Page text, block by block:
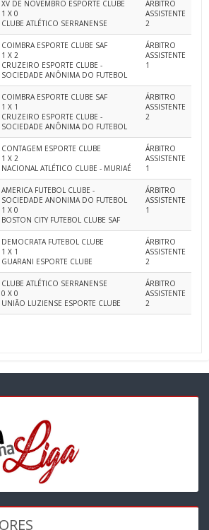
XV DE NOVEMBRO ESPORTE CLUBE
1 X 0
CLUBE ATLÉTICO SERRANENSE
ÁRBITRO
ASSISTENTE
2
COIMBRA ESPORTE CLUBE SAF
1 X 2
CRUZEIRO ESPORTE CLUBE -
SOCIEDADE ANÔNIMA DO FUTEBOL
ÁRBITRO
ASSISTENTE
1
COIMBRA ESPORTE CLUBE SAF
1 X 1
CRUZEIRO ESPORTE CLUBE -
SOCIEDADE ANÔNIMA DO FUTEBOL
ÁRBITRO
ASSISTENTE
2
CONTAGEM ESPORTE CLUBE
1 X 2
NACIONAL ATLÉTICO CLUBE - MURIAÉ
ÁRBITRO
ASSISTENTE
1
AMERICA FUTEBOL CLUBE -
SOCIEDADE ANONIMA DO FUTEBOL
1 X 0
BOSTON CITY FUTEBOL CLUBE SAF
ÁRBITRO
ASSISTENTE
1
DEMOCRATA FUTEBOL CLUBE
1 X 1
GUARANI ESPORTE CLUBE
ÁRBITRO
ASSISTENTE
2
CLUBE ATLÉTICO SERRANENSE
0 X 0
UNIÃO LUZIENSE ESPORTE CLUBE
ÁRBITRO
ASSISTENTE
2